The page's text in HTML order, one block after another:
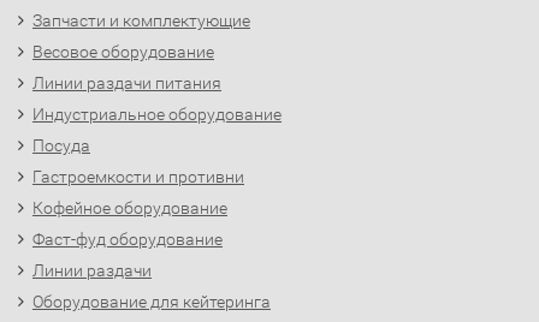
Запчасти и комплектующие
Весовое оборудование
Линии раздачи питания
Индустриальное оборудование
Посуда
Гастроемкости и противни
Кофейное оборудование
Фаст-фуд оборудование
Линии раздачи
Оборудование для кейтеринга